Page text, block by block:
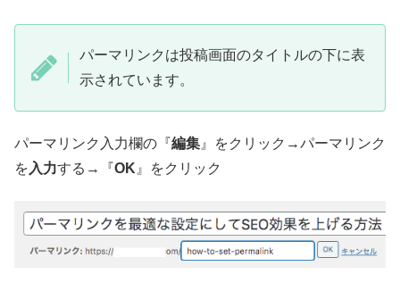
パーマリンクは投稿画面のタイトルの下に表
示されています。
パーマリンク入力欄の『編集 』をクリック→パーマリンク
を 入力する→『OK 』をクリック